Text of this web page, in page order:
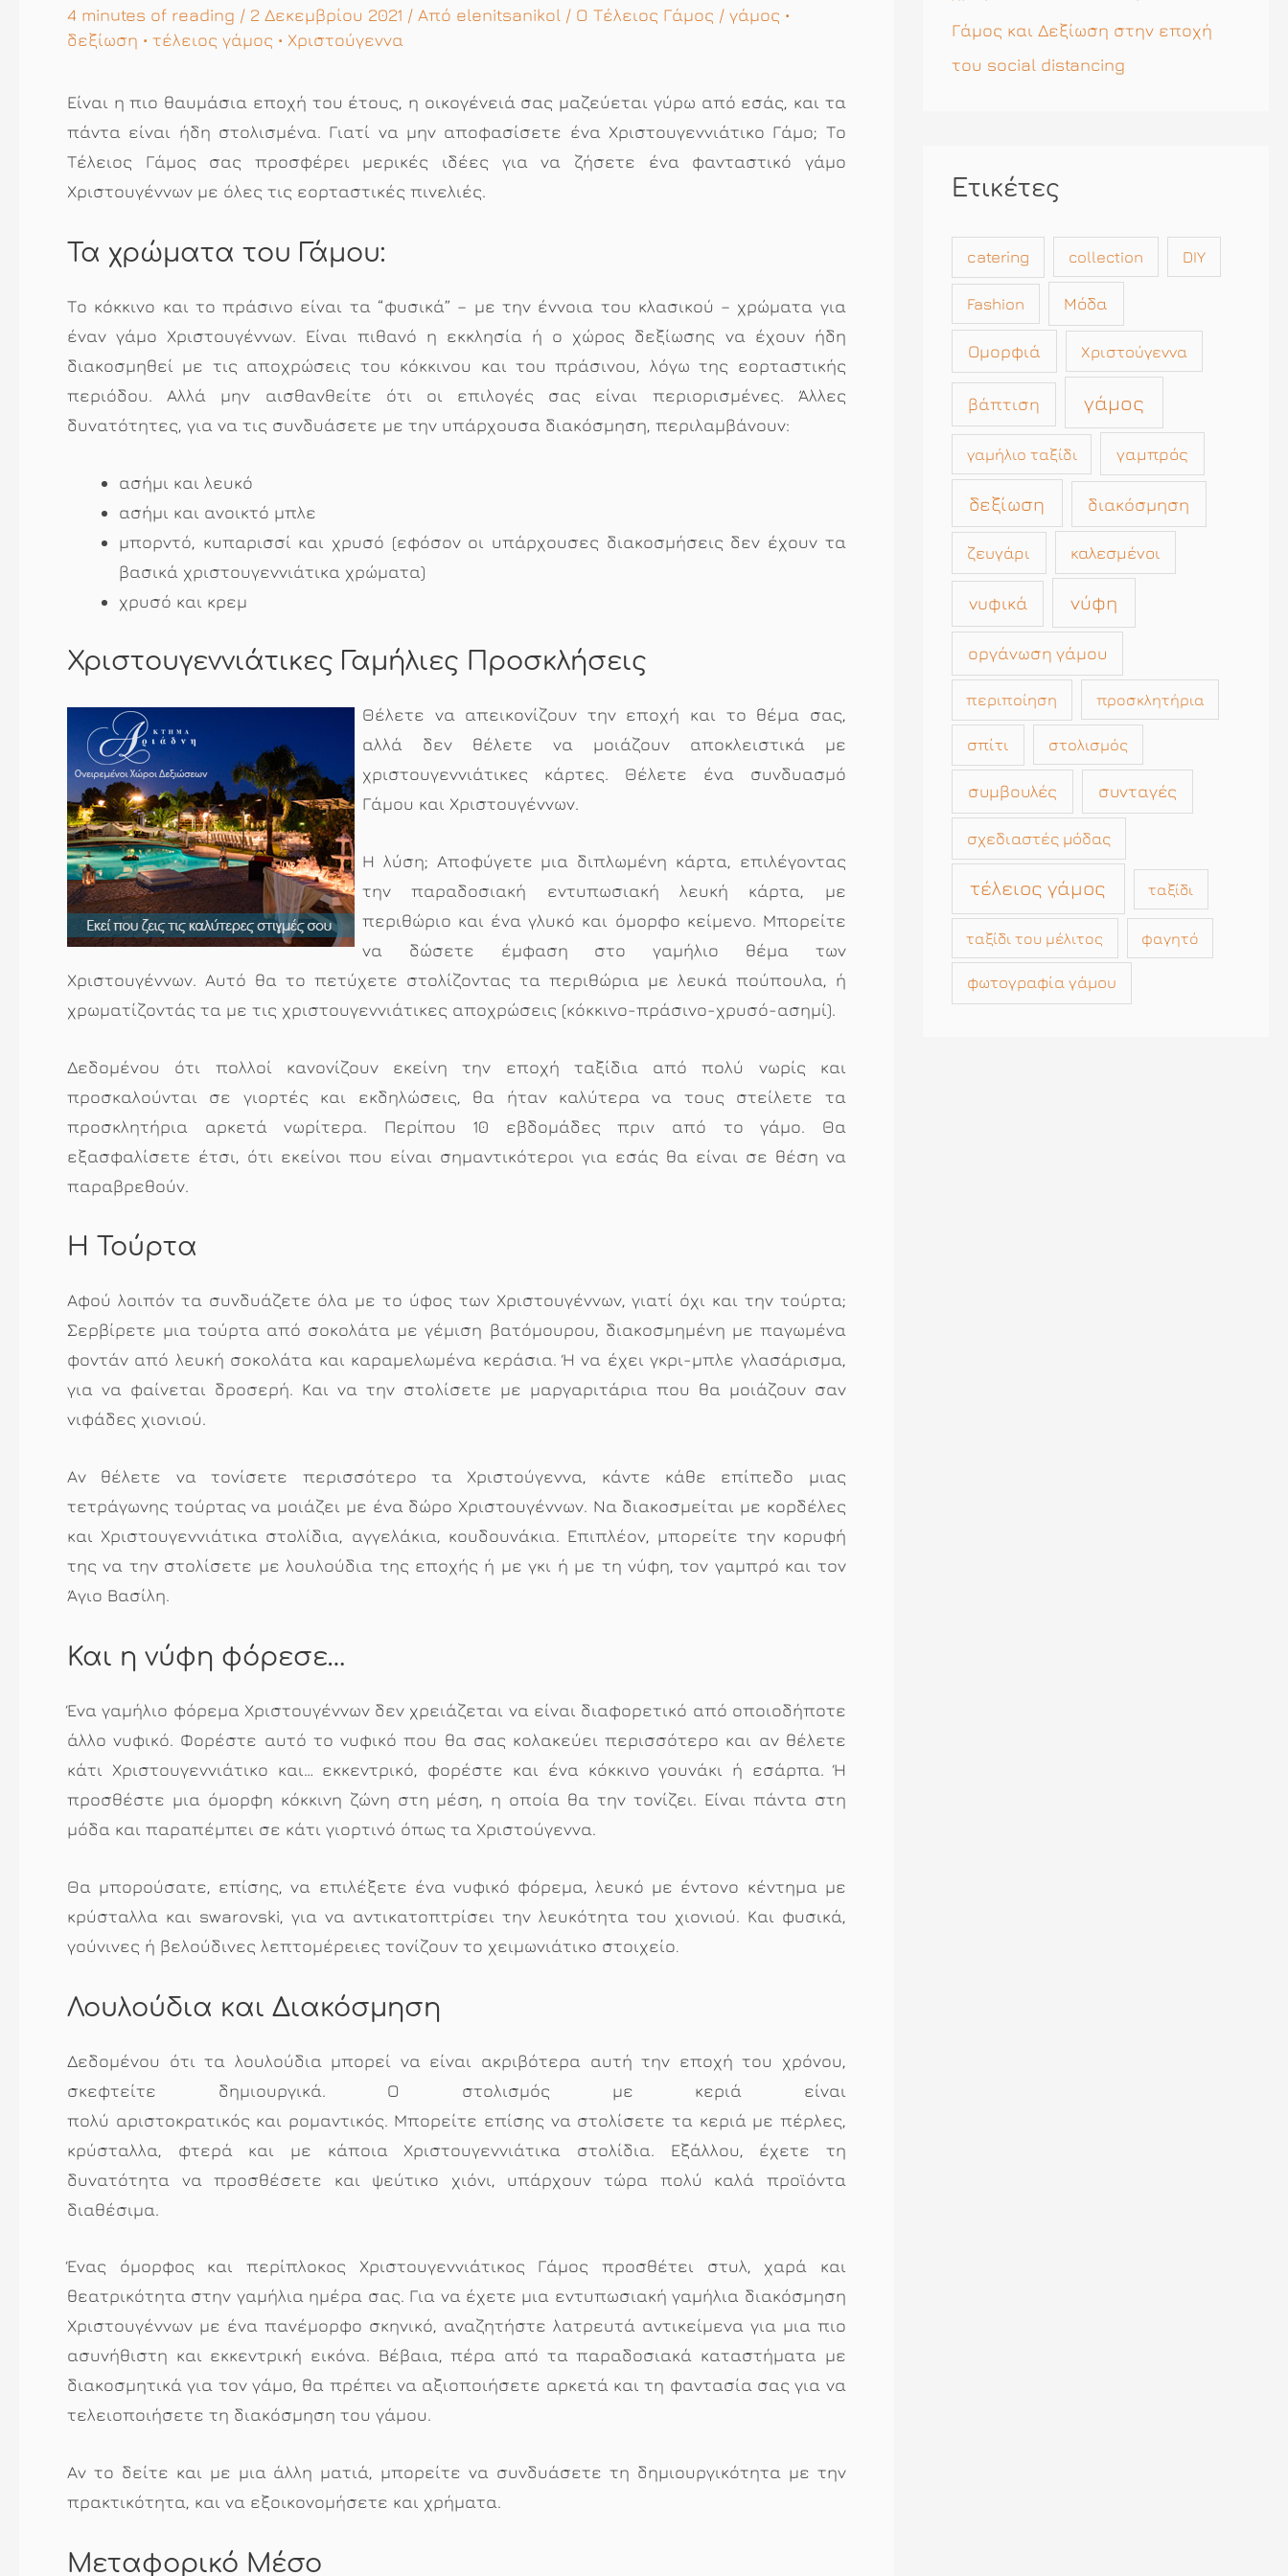
4 minutes of reading / 2 Δεκεμβρίου 2021 / Από elenitsanikol / Ο Τέλειος Γάμος / γάμος •
δεξίωση • τέλειος γάμος • Χριστούγεννα
Είναι η πιο θαυμάσια εποχή του έτους, η οικογένειά σας μαζεύεται γύρω από εσάς, και τα
πάντα είναι ήδη στολισμένα. Γιατί να μην αποφασίσετε ένα Χριστουγεννιάτικο Γάμο; Το
Τέλειος Γάμος σας προσφέρει μερικές ιδέες για να ζήσετε ένα φανταστικό γάμο
Χριστουγέννων με όλες τις εορταστικές πινελιές.
Τα χρώματα του Γάμου:
Το κόκκινο και το πράσινο είναι τα “φυσικά” – με την έννοια του κλασικού – χρώματα για
έναν γάμο Χριστουγέννων. Είναι πιθανό η εκκλησία ή o χώρος δεξίωσης να έχουν ήδη
διακοσμηθεί με τις αποχρώσεις του κόκκινου και του πράσινου, λόγω της εορταστικής
περιόδου. Αλλά μην αισθανθείτε ότι οι επιλογές σας είναι περιορισμένες. Άλλες
δυνατότητες, για να τις συνδυάσετε με την υπάρχουσα διακόσμηση, περιλαμβάνουν:
ασήμι και λευκό
ασήμι και ανοικτό μπλε
μπορντό, κυπαρισσί και χρυσό (εφόσον οι υπάρχουσες διακοσμήσεις δεν έχουν τα
βασικά χριστουγεννιάτικα χρώματα)
χρυσό και κρεμ
Χριστουγεννιάτικες Γαμήλιες Προσκλήσεις
Θέλετε να απεικονίζουν την εποχή και το θέμα σας,
αλλά δεν θέλετε να μοιάζουν αποκλειστικά με
χριστουγεννιάτικες κάρτες. Θέλετε ένα συνδυασμό
Γάμου και Χριστουγέννων.
Η λύση; Αποφύγετε μια διπλωμένη κάρτα, επιλέγοντας
την παραδοσιακή εντυπωσιακή λευκή κάρτα, με
περιθώριο και ένα γλυκό και όμορφο κείμενο. Μπορείτε
να δώσετε έμφαση στο γαμήλιο θέμα των
Χριστουγέννων. Αυτό θα το πετύχετε στολίζοντας τα περιθώρια με λευκά πούπουλα, ή
χρωματίζοντάς τα με τις χριστουγεννιάτικες αποχρώσεις (κόκκινο-πράσινο-χρυσό-ασημί).
Δεδομένου ότι πολλοί κανονίζουν εκείνη την εποχή ταξίδια από πολύ νωρίς και
προσκαλούνται σε γιορτές και εκδηλώσεις, θα ήταν καλύτερα να τους στείλετε τα
προσκλητήρια αρκετά νωρίτερα. Περίπου 10 εβδομάδες πριν από το γάμο. Θα
εξασφαλίσετε έτσι, ότι εκείνοι που είναι σημαντικότεροι για εσάς θα είναι σε θέση να
παραβρεθούν.
Η Τούρτα
Αφού λοιπόν τα συνδυάζετε όλα με το ύφος των Χριστουγέννων, γιατί όχι και την τούρτα;
Σερβίρετε μια τούρτα από σοκολάτα με γέμιση βατόμουρου, διακοσμημένη με παγωμένα
φοντάν από λευκή σοκολάτα και καραμελωμένα κεράσια. Ή να έχει γκρι-μπλε γλασάρισμα,
για να φαίνεται δροσερή. Και να την στολίσετε με μαργαριτάρια που θα μοιάζουν σαν
νιφάδες χιονιού.
Αν θέλετε να τονίσετε περισσότερο τα Χριστούγεννα, κάντε κάθε επίπεδο μιας
τετράγωνης τούρτας να μοιάζει με ένα δώρο Χριστουγέννων. Να διακοσμείται με κορδέλες
και Χριστουγεννιάτικα στολίδια, αγγελάκια, κουδουνάκια. Επιπλέον, μπορείτε την κορυφή
της να την στολίσετε με λουλούδια της εποχής ή με γκι ή με τη νύφη, τον γαμπρό και τον
Άγιο Βασίλη.
Και η νύφη φόρεσε…
Ένα γαμήλιο φόρεμα Χριστουγέννων δεν χρειάζεται να είναι διαφορετικό από οποιοδήποτε
άλλο νυφικό. Φορέστε αυτό το νυφικό που θα σας κολακεύει περισσότερο και αν θέλετε
κάτι Χριστουγεννιάτικο και… εκκεντρικό, φορέστε και ένα κόκκινο γουνάκι ή εσάρπα. Ή
προσθέστε μια όμορφη κόκκινη ζώνη στη μέση, η οποία θα την τονίζει. Είναι πάντα στη
μόδα και παραπέμπει σε κάτι γιορτινό όπως τα Χριστούγεννα.
Θα μπορούσατε, επίσης, να επιλέξετε ένα νυφικό φόρεμα, λευκό με έντονο κέντημα με
κρύσταλλα και swarovski, για να αντικατοπτρίσει την λευκότητα του χιονιού. Και φυσικά,
γούνινες ή βελούδινες λεπτομέρειες τονίζουν το χειμωνιάτικο στοιχείο.
Λουλούδια και Διακόσμηση
Δεδομένου ότι τα λουλούδια μπορεί να είναι ακριβότερα αυτή την εποχή του χρόνου,
σκεφτείτε δημιουργικά. Ο στολισμός με κεριά είναι
πολύ αριστοκρατικός και ρομαντικός. Μπορείτε επίσης να στολίσετε τα κεριά με πέρλες,
κρύσταλλα, φτερά και με κάποια Χριστουγεννιάτικα στολίδια. Εξάλλου, έχετε τη
δυνατότητα να προσθέσετε και ψεύτικο χιόνι, υπάρχουν τώρα πολύ καλά προϊόντα
διαθέσιμα.
Ένας όμορφος και περίπλοκος Χριστουγεννιάτικος Γάμος προσθέτει στυλ, χαρά και
θεατρικότητα στην γαμήλια ημέρα σας. Για να έχετε μια εντυπωσιακή γαμήλια διακόσμηση
Χριστουγέννων με ένα πανέμορφο σκηνικό, αναζητήστε λατρευτά αντικείμενα για μια πιο
ασυνήθιστη και εκκεντρική εικόνα. Βέβαια, πέρα από τα παραδοσιακά καταστήματα με
διακοσμητικά για τον γάμο, θα πρέπει να αξιοποιήσετε αρκετά και τη φαντασία σας για να
τελειοποιήσετε τη διακόσμηση του γάμου.
Αν το δείτε και με μια άλλη ματιά, μπορείτε να συνδυάσετε τη δημιουργικότητα με την
πρακτικότητα, και να εξοικονομήσετε και χρήματα.
Μεταφορικό Μέσο
Γάμος και Δεξίωση στην εποχή
του social distancing
Ετικέτες
catering collection DIY
Fashion Μόδα
Ομορφιά Χριστούγεννα
βάπτιση γάμος
γαμήλιο ταξίδι γαμπρός
δεξίωση διακόσμηση
ζευγάρι καλεσμένοι
νυφικά νύφη
οργάνωση γάμου
περιποίηση προσκλητήρια
σπίτι στολισμός
συμβουλές συνταγές
σχεδιαστές μόδας
τέλειος γάμος ταξίδι
ταξίδι του μέλιτος φαγητό
φωτογραφία γάμου